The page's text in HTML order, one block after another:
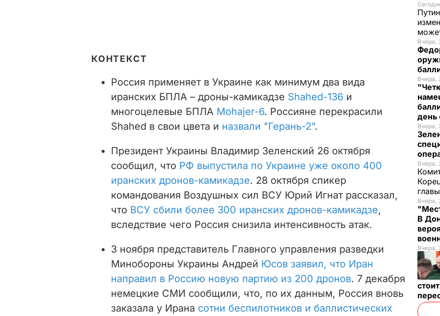
КОНТЕКСТ
Россия применяет в Украине как минимум два вида
иранских БПЛА – дроны-камикадзе Shahed-136 и
многоцелевые БПЛА Mohajer-6. Россияне перекрасили
Shahed в свои цвета и назвали "Герань-2".
Президент Украины Владимир Зеленский 26 октября
сообщил, что РФ выпустила по Украине уже около 400
иранских дронов-камикадзе. 28 октября спикер
командования Воздушных сил ВСУ Юрий Игнат рассказал,
что ВСУ сбили более 300 иранских дронов-камикадзе,
вследствие чего Россия снизила интенсивность атак.
3 ноября представитель Главного управления разведки
Минобороны Украины Андрей Юсов заявил, что Иран
направил в Россию новую партию из 200 дронов. 7 декабря
немецкие СМИ сообщили, что, по их данным, Россия вновь
заказала у Ирана сотни беспилотников и баллистических
Вчера,
Вчера,
день
Вчера,
Вчера,
Вчера,
В
Вчера,